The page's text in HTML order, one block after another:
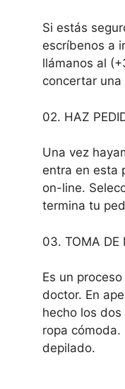
Si estás
escríbenos a
llámanos al
concertar una
02. HAZ
Una vez
entra en esta
on-line.
termina tu
03. TOMA DE
Es un
doctor. En
hecho los
ropa
depilado.